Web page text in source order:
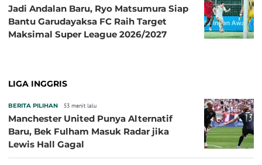
Jadi Andalan Baru, Ryo Matsumura Siap
Bantu Garudayaksa FC Raih Target
Maksimal Super League 2026/2027
LIGA INGGRIS
BERITA PILIHAN 53 menit lalu
Manchester United Punya Alternatif
Baru, Bek Fulham Masuk Radar jika
Lewis Hall Gagal